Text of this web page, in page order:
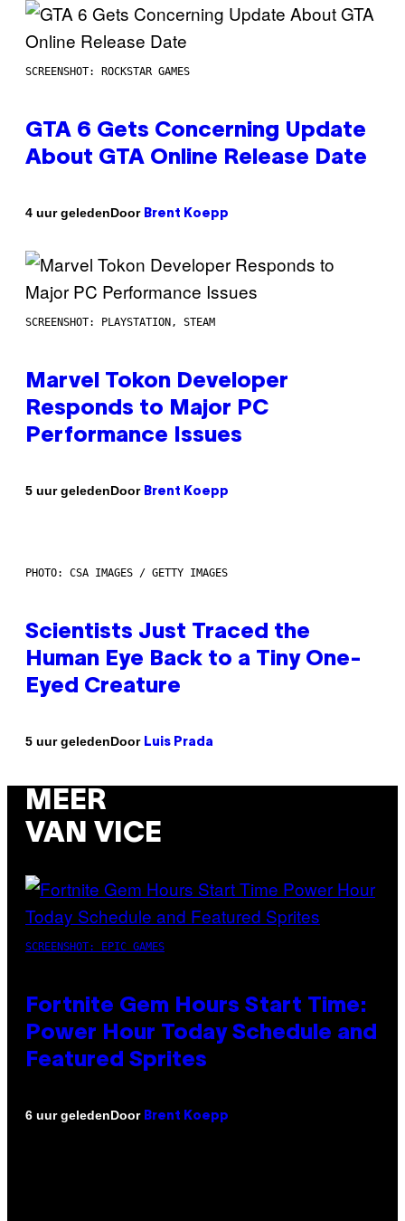
SCREENSHOT: ROCKSTAR GAMES
GTA 6 Gets Concerning Update
About GTA Online Release Date
4 uur geledenDoor Brent Koepp
SCREENSHOT: PLAYSTATION, STEAM
Marvel Tokon Developer
Responds to Major PC
Performance Issues
5 uur geledenDoor Brent Koepp
PHOTO: CSA IMAGES / GETTY IMAGES
Scientists Just Traced the
Human Eye Back to a Tiny One-
Eyed Creature
5 uur geledenDoor Luis Prada
MEER
VAN VICE
SCREENSHOT: EPIC GAMES
Fortnite Gem Hours Start Time:
Power Hour Today Schedule and
Featured Sprites
6 uur geledenDoor Brent Koepp